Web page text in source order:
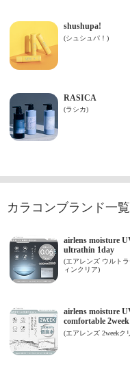
カラコンブランド一覧